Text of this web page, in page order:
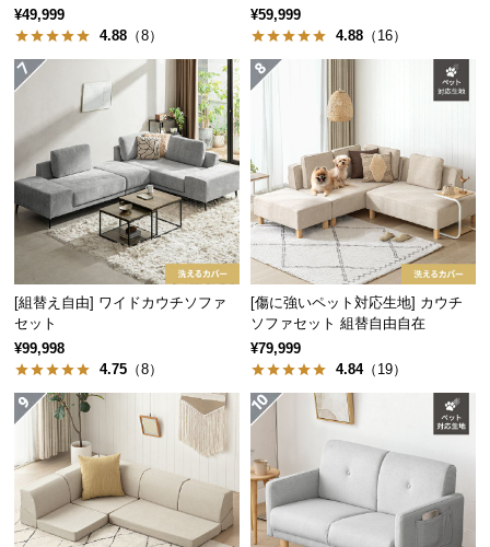
サ
に
つ
い
入
経
路
に
い
返
品・
キ
グ 天然木フレーム 北欧
¥49,999
4.88 （8）
字 ホテルライク 高級感
¥59,999
4.88 （16）
[組替え自由] ワイドカウチソファ
セット
¥99,998
4.75 （8）
[傷に強いペット対応生地] カウチ
ソファセット 組替自由自在
¥79,999
4.84（19）